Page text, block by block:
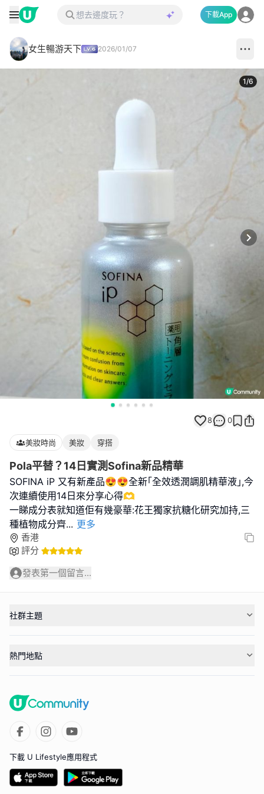
下載App
女生暢游天下 2026/01/07
1/6
8 0
美妝時尚 美妝 穿搭
Pola平替？14日實測Sofina新品精華
SOFINA iP 又有新產品😍😍全新｢全效透潤調肌精華液｣,今
次連續使用14日來分享心得🫶
一睇成分表就知道佢有幾豪華:花王獨家抗糖化研究加持,三
種植物成分齊... 更多
香港
評分
發表第一個留言...
社群主題
熱門地點
下載 U Lifestyle應用程式